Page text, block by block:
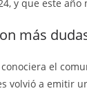
y que este
más
el
volvió a emitir